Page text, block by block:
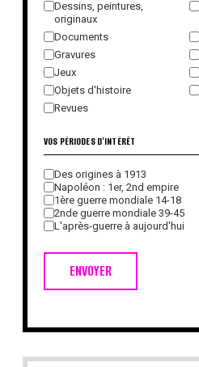
Dessins, peintures,
originaux
Documents
Gravures
Jeux
Objets d'histoire
Revues
ENVOYER
VOS PÉRIODES D'INTÉRÊT
Des origines à 1913
Napoléon : 1er, 2nd empire
1ère guerre mondiale 14-18
2nde guerre mondiale 39-45
L'après-guerre à aujourd'hui